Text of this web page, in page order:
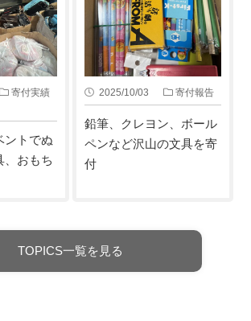
寄付実績
ントでぬ
、おもち
2025/10/03 寄付報告
鉛筆、クレヨン、ボール
ペンなど沢山の文具を寄
付
TOPICS一覧を見る